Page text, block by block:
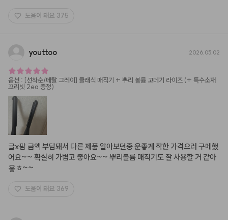
도움이 돼요 375
youttoo 2026.05.02
옵션 : [선착순/메탈 그레이] 클래식 매직기 + 뿌리 볼륨 고데기 라이즈 (+ 특수소재
꼬리빗 2ea 증정)
글x팜 금액 부담돼서 다른 제품 알아보던중 운좋게 착한 가격으러 구메했
어요~~ 확실히 가볍고 좋아요~~ 뿌리볼륨 매직기도 잘 사용할 거 같아
욯ㅎ~~
도움이 돼요 369